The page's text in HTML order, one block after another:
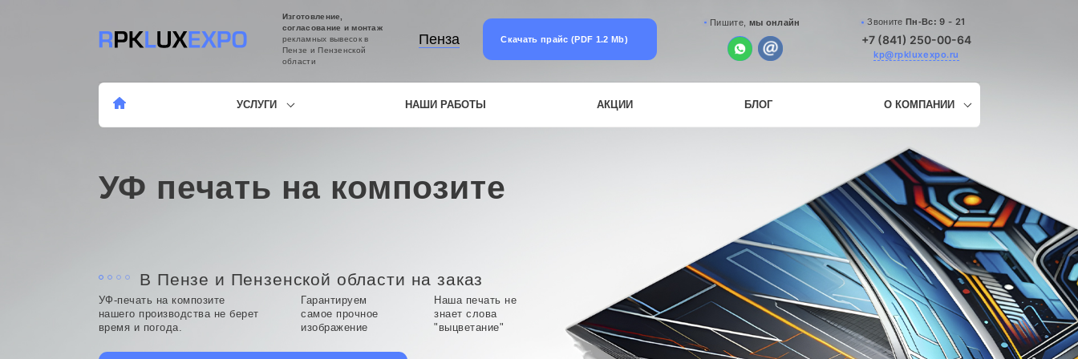
Изготовление,
согласование и монтаж
рекламных вывесок в
Пензе и Пензенской
области
Пенза Скачать прайс (PDF 1.2 Mb)
Пишите, мы онлайн Звоните Пн-Вс:9 - 21
+7 (841) 250-00-64
kp@rpkluxexpo.ru
УСЛУГИ НАШИ РАБОТЫ АКЦИИ БЛОГ О КОМПАНИИ
УФ печать на композите
В Пензе и Пензенской области на заказ
УФ-печать на композите
нашего производства не берет
время и погода.
Гарантируем
самое прочное
изображение
Наша печать не
знает слова
"выцветание"